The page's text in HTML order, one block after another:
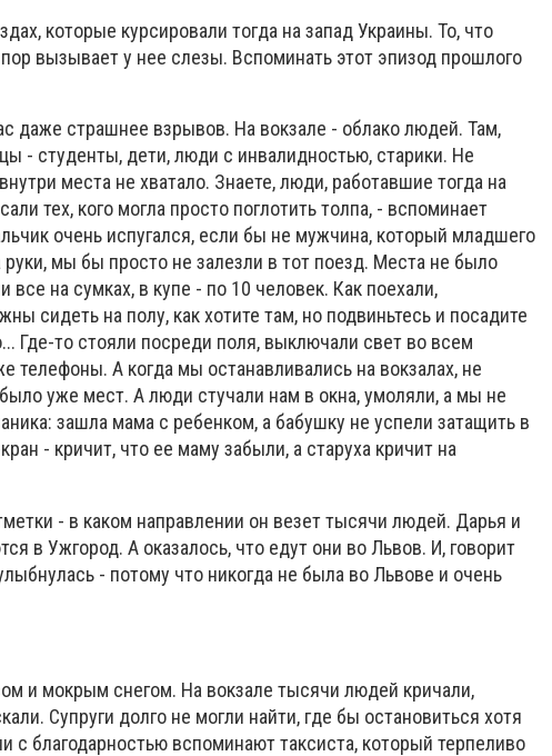
которые курсировали тогда на запад Украины. То, что
вызывает у нее слезы. Вспоминать этот эпизод прошлого
даже страшнее взрывов. На вокзале - облако людей. Там,
- студенты, дети, люди с инвалидностью, старики. Не
места не хватало. Знаете, люди, работавшие тогда на
тех, кого могла просто поглотить толпа, - вспоминает
очень испугался, если бы не мужчина, который младшего
мы бы просто не залезли в тот поезд. Места не было
все на сумках, в купе - по 10 человек. Как поехали,
сидеть на полу, как хотите там, но подвиньтесь и посадите
Где-то стояли посреди поля, выключали свет во всем
телефоны. А когда мы останавливались на вокзалах, не
уже мест. А люди стучали нам в окна, умоляли, а мы не
зашла мама с ребенком, а бабушку не успели затащить в
- кричит, что ее маму забыли, а старуха кричит на
- в каком направлении он везет тысячи людей. Дарья и
в Ужгород. А оказалось, что едут они во Львов. И, говорит
- потому что никогда не была во Львове и очень
и мокрым снегом. На вокзале тысячи людей кричали,
Супруги долго не могли найти, где бы остановиться хотя
с благодарностью вспоминают таксиста, который терпеливо